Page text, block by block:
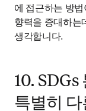
에 접근하는 방
향력을 증대하는
생각합니다.
10. SDGs
특별히